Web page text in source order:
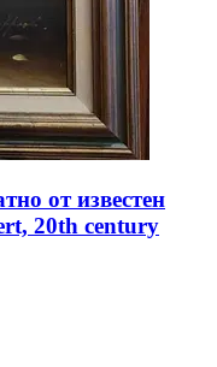
от известен
20th century